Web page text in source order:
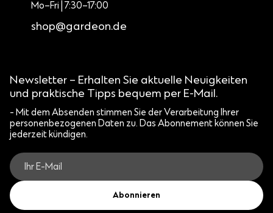
Mo–Fri | 7:30–17:00
shop@gardeon.de
Newsletter – Erhalten Sie aktuelle Neuigkeiten
und praktische Tipps bequem per E-Mail.
- Mit dem Absenden stimmen Sie der Verarbeitung Ihrer
personenbezogenen Daten zu. Das Abonnement können Sie
jederzeit kündigen.
Abonnieren